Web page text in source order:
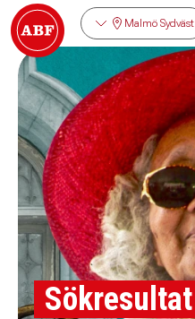
Malmö Sydväst
Sökresultat